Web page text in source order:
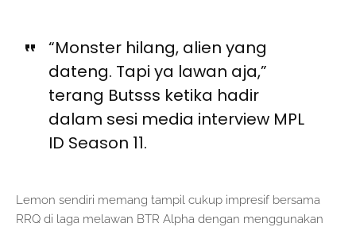
“Monster hilang, alien yang
dateng. Tapi ya lawan aja,”
terang Butsss ketika hadir
dalam sesi media interview MPL
ID Season 11.
Lemon sendiri memang tampil cukup impresif bersama
RRQ di laga melawan BTR Alpha dengan menggunakan